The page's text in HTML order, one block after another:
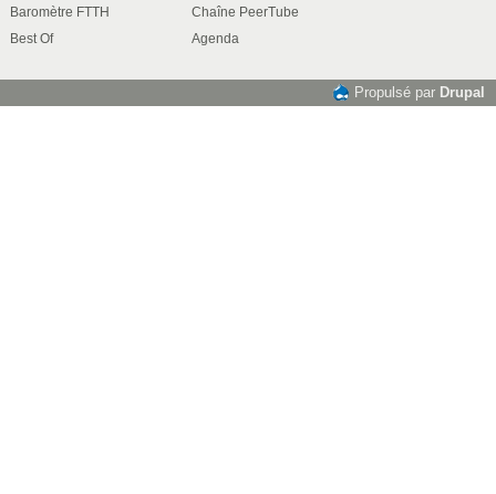
Baromètre FTTH
Best Of
Chaîne PeerTube
Agenda
Propulsé par Drupal